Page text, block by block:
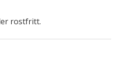
rostfritt.